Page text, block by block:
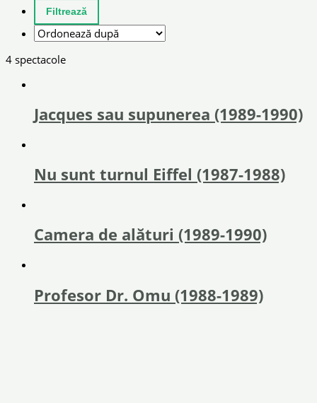
4 spectacole
Jacques sau supunerea (1989-1990)
Nu sunt turnul Eiffel (1987-1988)
Camera de alături (1989-1990)
Profesor Dr. Omu (1988-1989)